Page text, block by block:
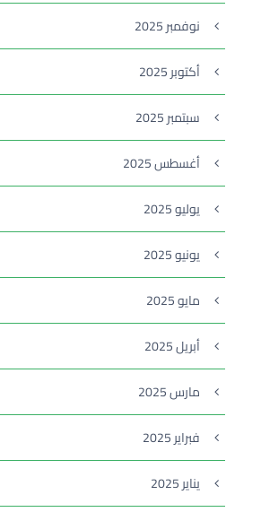
نوفمبر 2025
أكتوبر 2025
سبتمبر 2025
أغسطس 2025
يوليو 2025
يونيو 2025
مايو 2025
أبريل 2025
مارس 2025
فبراير 2025
يناير 2025